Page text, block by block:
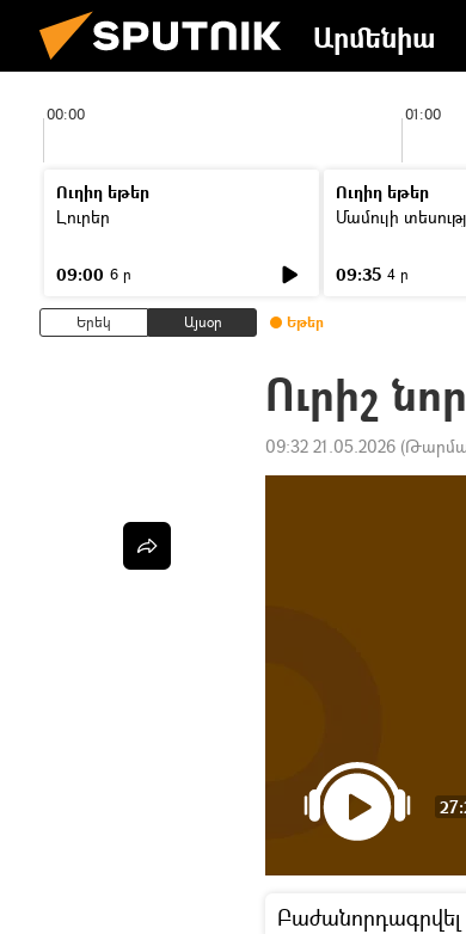
Արմենիա
00:00 01:00
Ուղիղ եթեր
Լուրեր
09:00 6 ր
Ուղիղ եթեր
Մամուլի
09:35 4 ր
Երեկ Այսօր Եթեր
Ուրիշ
09:32 21.05.2026
Բաժանորդագրվել